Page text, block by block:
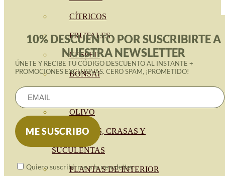
CÍTRICOS
FRUTALES
CÉSPED
BONSAI
OLIVO
CACTUS, CRASAS Y
SUCULENTAS
PLANTAS DE INTERIOR
10% DESCUENTO POR SUSCRIBIRTE A
NUESTRA NEWSLETTER
ÚNETE Y RECIBE TU CÓDIGO DESCUENTO AL INSTANTE +
PROMOCIONES EXCLUSIVAS. CERO SPAM, ¡PROMETIDO!
Quiero suscribirme a la newsletter